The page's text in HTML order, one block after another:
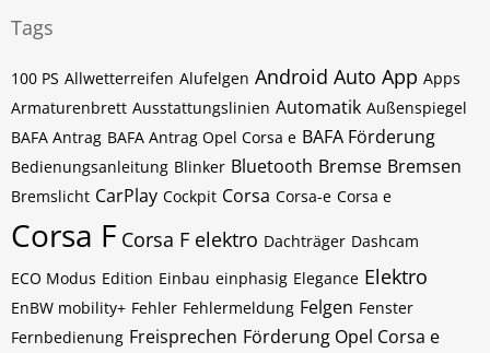
Tags
100 PS Allwetterreifen Alufelgen Android Auto App Apps
Armaturenbrett Ausstattungslinien Automatik Außenspiegel
BAFA Antrag BAFA Antrag Opel Corsa e BAFA Förderung
Bedienungsanleitung Blinker Bluetooth Bremse Bremsen
Bremslicht CarPlay Cockpit Corsa Corsa-e Corsa e
Corsa F Corsa F elektro Dachträger Dashcam
ECO Modus Edition Einbau einphasig Elegance Elektro
EnBW mobility+ Fehler Fehlermeldung Felgen Fenster
Fernbedienung Freisprechen Förderung Opel Corsa e